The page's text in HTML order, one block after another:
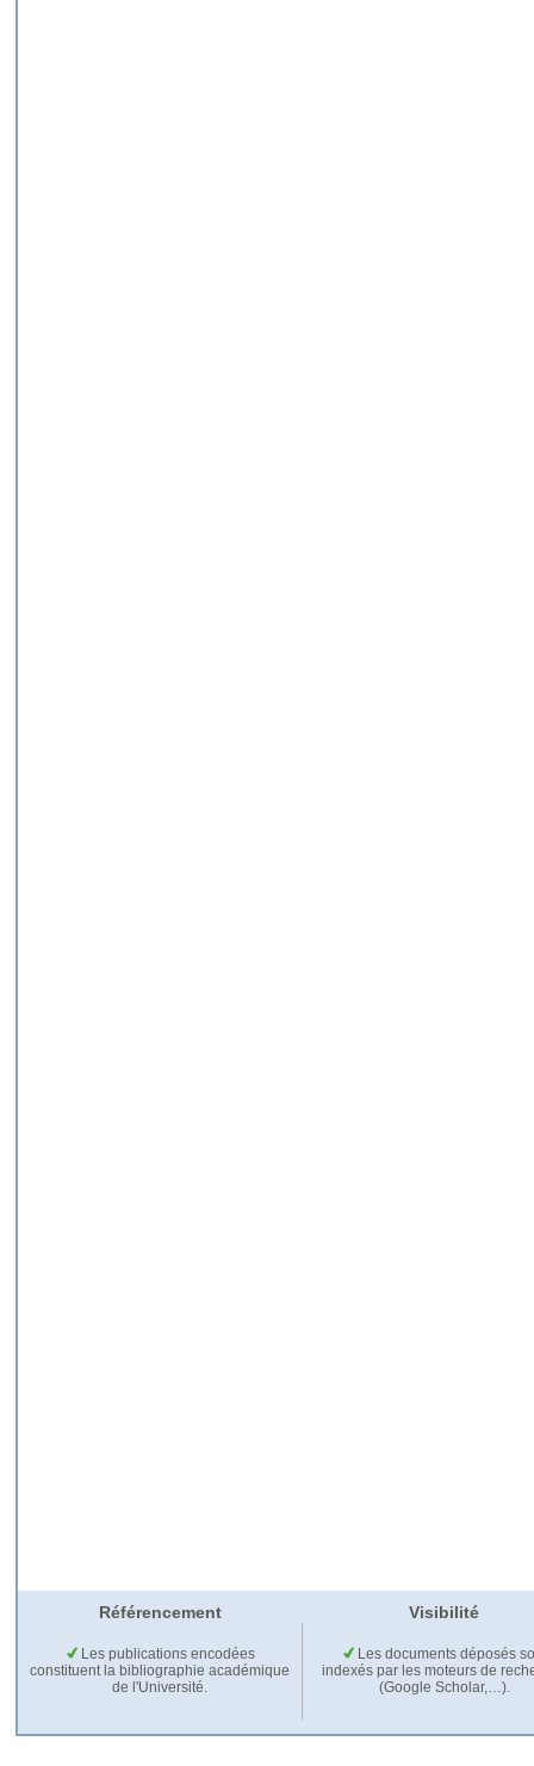
Référencement Visibilité
Les publications encodées
constituent la bibliographie académique
de l'Université.
Les documents déposés
indexés par les moteurs de
(Google Scholar,…).